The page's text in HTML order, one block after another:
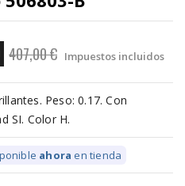
407,00 € Impuestos incluidos
Peso: 0.17. Con
SI. Color H.
ahora en tienda